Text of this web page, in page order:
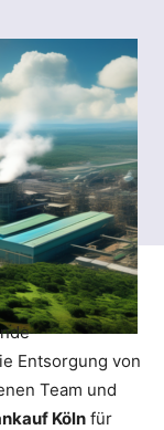
Entsorgung von
Team und
Köln für